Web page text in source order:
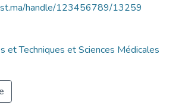
handle/123456789/13259
et Techniques et Sciences Médicales